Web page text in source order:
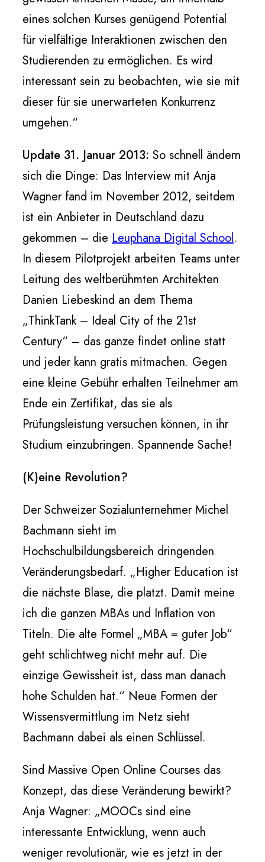
eines solchen Kurses genügend Potential
für vielfältige Interaktionen zwischen den
Studierenden zu ermöglichen. Es wird
interessant sein zu beobachten, wie sie mit
dieser für sie unerwarteten Konkurrenz
umgehen.“
Update 31. Januar 2013: So schnell ändern
sich die Dinge: Das Interview mit Anja
Wagner fand im November 2012, seitdem
ist ein Anbieter in Deutschland dazu
gekommen – die Leuphana Digital School.
In diesem Pilotprojekt arbeiten Teams unter
Leitung des weltberühmten Architekten
Danien Liebeskind an dem Thema
„ThinkTank – Ideal City of the 21st
Century“ – das ganze findet online statt
und jeder kann gratis mitmachen. Gegen
eine kleine Gebühr erhalten Teilnehmer am
Ende ein Zertifikat, das sie als
Prüfungsleistung versuchen können, in ihr
Studium einzubringen. Spannende Sache!
(K)eine Revolution?
Der Schweizer Sozialunternehmer Michel
Bachmann sieht im
Hochschulbildungsbereich dringenden
Veränderungsbedarf. „Higher Education ist
die nächste Blase, die platzt. Damit meine
ich die ganzen MBAs und Inflation von
Titeln. Die alte Formel „MBA = guter Job“
geht schlichtweg nicht mehr auf. Die
einzige Gewissheit ist, dass man danach
hohe Schulden hat.“ Neue Formen der
Wissensvermittlung im Netz sieht
Bachmann dabei als einen Schlüssel.
Sind Massive Open Online Courses das
Konzept, das diese Veränderung bewirkt?
Anja Wagner: „MOOCs sind eine
interessante Entwicklung, wenn auch
weniger revolutionär, wie es jetzt in der